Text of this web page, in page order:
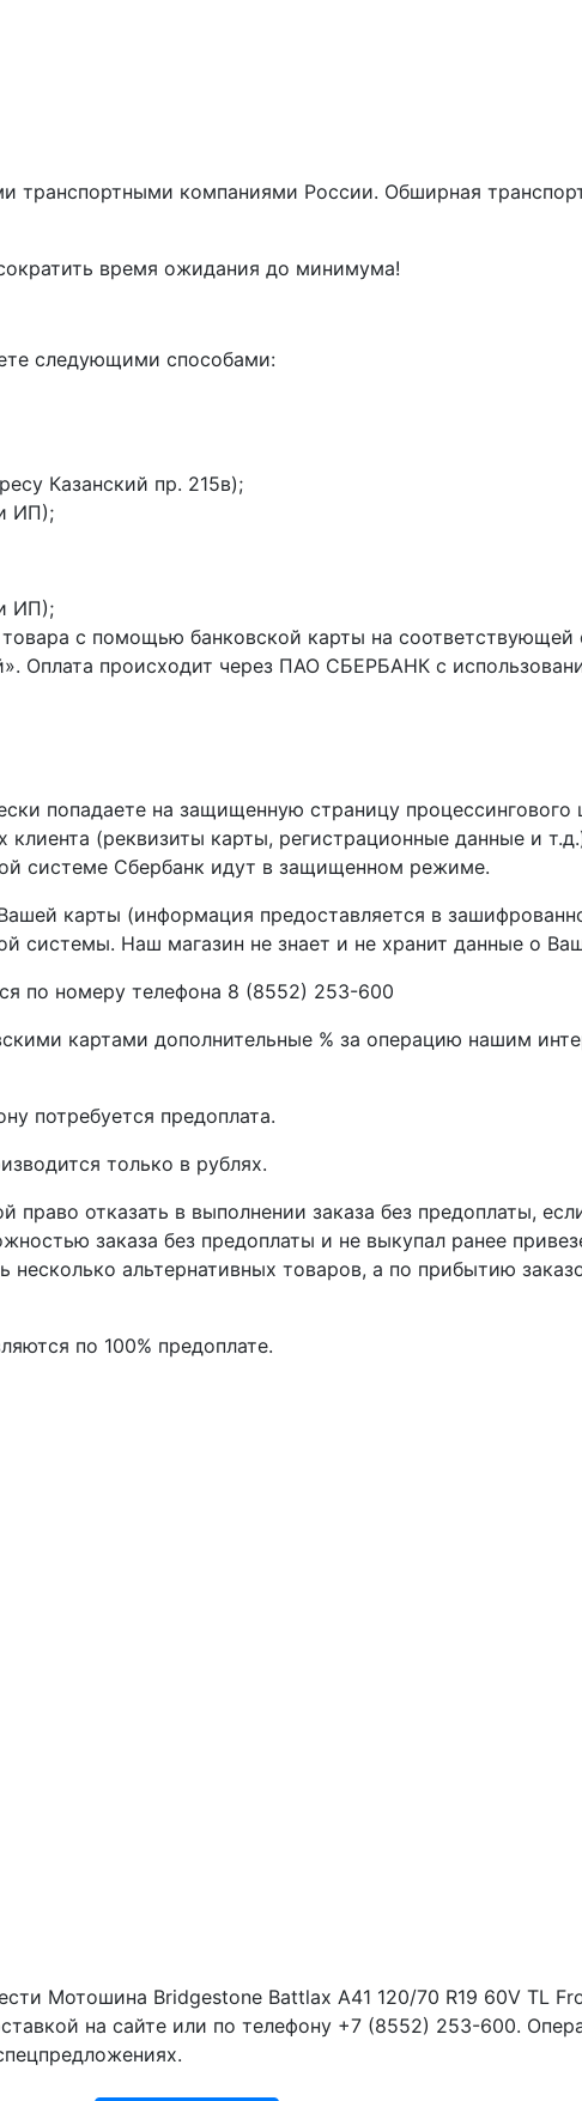
транспортными компаниями России. Обширная
время ожидания до минимума!
следующими способами:
Казанский пр. 215в);
ИП);
ИП);
с помощью банковской карты на соответствующей
Оплата происходит через ПАО СБЕРБАНК с
попадаете на защищенную страницу процессингового
(реквизиты карты, регистрационные данные и
системе Сбербанк идут в защищенном режиме.
карты (информация предоставляется в
системы. Наш магазин не знает и не хранит данные о
по номеру телефона 8 (8552) 253-600
картами дополнительные % за операцию нашим
потребуется предоплата.
только в рублях.
право отказать в выполнении заказа без предоплаты,
заказа без предоплаты и не выкупал ранее
несколько альтернативных товаров, а по прибытию
по 100% предоплате.
Мотошина Bridgestone Battlax A41 120/70 R19 60V TL
на сайте или по телефону +7 (8552) 253-600.